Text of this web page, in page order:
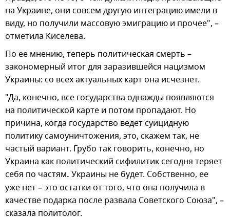
на Украине, они совсем другую интеграцию имели в
виду, но получили массовую эмиграцию и прочее", –
отметила Киселева.
По ее мнению, теперь политическая смерть –
закономерный итог для заразившейся нацизмом
Украины: со всех актуальных карт она исчезнет.
"Да, конечно, все государства однажды появляются
на политической карте и потом пропадают. Но
причина, когда государство ведет суицидную
политику самоуничтожения, это, скажем так, не
частый вариант. Грубо так говорить, конечно, но
Украина как политический сифилитик сегодня теряет
себя по частям. Украины не будет. Собственно, ее
уже нет – это остатки от того, что она получила в
качестве подарка после развала Советского Союза", –
сказала политолог.